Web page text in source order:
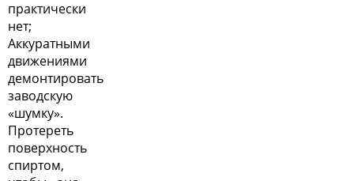
практически
нет;
Аккуратными
движениями
демонтировать
заводскую
«шумку».
Протереть
поверхность
спиртом,